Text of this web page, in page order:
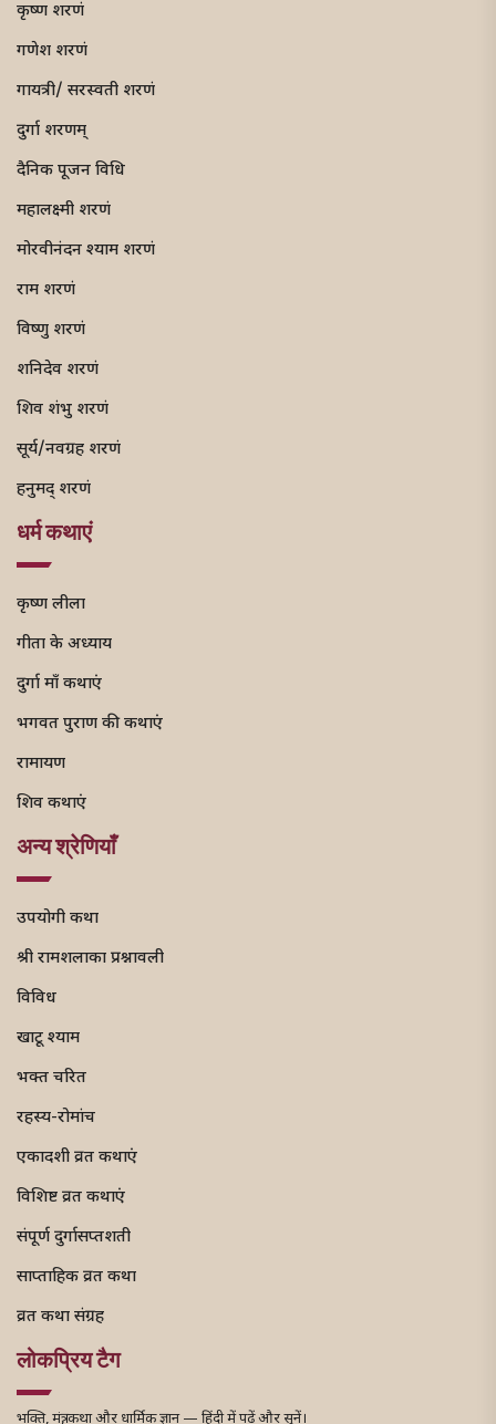
कृष्ण शरणं
गणेश शरणं
गायत्री/ सरस्वती शरणं
दुर्गा शरणम्
दैनिक पूजन विधि
महालक्ष्मी शरणं
मोरवीनंदन श्याम शरणं
राम शरणं
विष्णु शरणं
शनिदेव शरणं
शिव शंभु शरणं
सूर्य/नवग्रह शरणं
हनुमद् शरणं
धर्म कथाएं
कृष्ण लीला
गीता के अध्याय
दुर्गा माँ कथाएं
भगवत पुराण की कथाएं
रामायण
शिव कथाएं
अन्य श्रेणियाँ
उपयोगी कथा
श्री रामशलाका प्रश्नावली
विविध
खाटू श्याम
भक्त चरित
रहस्य-रोमांच
एकादशी व्रत कथाएं
विशिष्ट व्रत कथाएं
संपूर्ण दुर्गासप्तशती
साप्ताहिक व्रत कथा
व्रत कथा संग्रह
लोकप्रिय टैग
भक्ति, मंत्र, कथा और धार्मिक ज्ञान — हिंदी में पढ़ें और सुनें।